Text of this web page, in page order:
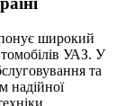
широкий
УАЗ. У
та
надійної